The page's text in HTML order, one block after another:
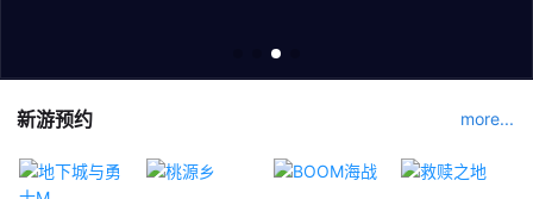
新游预约 more...